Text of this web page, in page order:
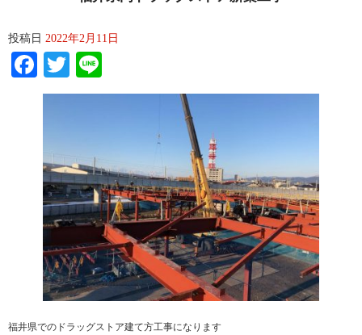
投稿日 2022年2月11日
Facebook
Twitter
福井県でのドラッグストア建て方工事になります